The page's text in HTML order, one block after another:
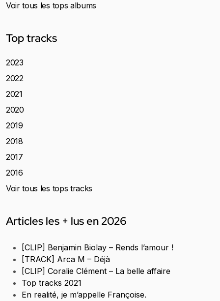
Voir tous les tops albums
Top tracks
2023
2022
2021
2020
2019
2018
2017
2016
Voir tous les tops tracks
Articles les + lus en 2026
[CLIP] Benjamin Biolay – Rends l’amour !
[TRACK] Arca M – Déjà
[CLIP] Coralie Clément – La belle affaire
Top tracks 2021
En realité, je m’appelle Françoise.